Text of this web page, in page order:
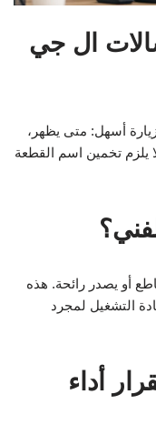
ال جي
أسهل: متى يظهر،
يلزم تخمين اسم القطعة
أو يصدر رائحة. هذه
التشغيل لمجرد
أداء